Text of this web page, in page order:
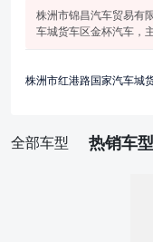
株洲市锦昌汽车贸易有
车城货车区金杯汽车，
株洲市红港路国家汽车城
全部车型 热销车型